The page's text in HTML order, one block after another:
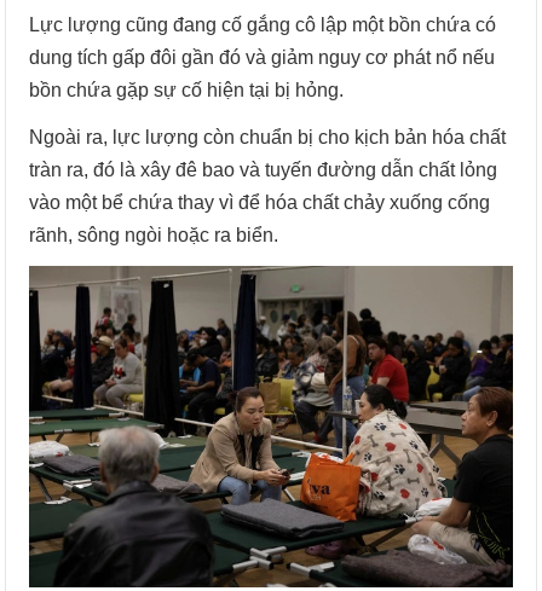
Lực lượng cũng đang cố gắng cô lập một bồn chứa có
dung tích gấp đôi gần đó và giảm nguy cơ phát nổ nếu
bồn chứa gặp sự cố hiện tại bị hỏng.
Ngoài ra, lực lượng còn chuẩn bị cho kịch bản hóa chất
tràn ra, đó là xây đê bao và tuyến đường dẫn chất lỏng
vào một bể chứa thay vì để hóa chất chảy xuống cống
rãnh, sông ngòi hoặc ra biển.